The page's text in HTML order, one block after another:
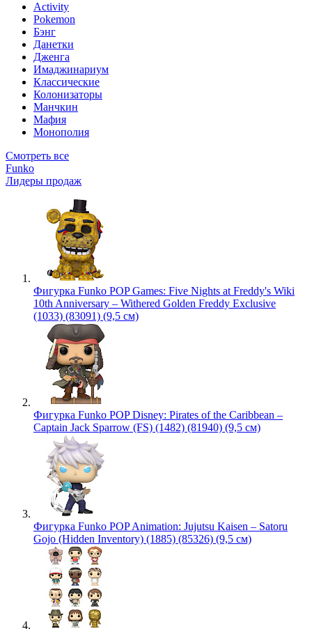
Activity
Pokemon
Бэнг
Данетки
Дженга
Имаджинариум
Классические
Колонизаторы
Манчкин
Мафия
Монополия
Смотреть все
Funko
Лидеры продаж
Фигурка Funko POP Games: Five Nights at Freddy's Wiki
10th Anniversary – Withered Golden Freddy Exclusive
(1033) (83091) (9,5 см)
Фигурка Funko POP Disney: Pirates of the Caribbean –
Captain Jack Sparrow (FS) (1482) (81940) (9,5 см)
Фигурка Funko POP Animation: Jujutsu Kaisen – Satoru
Gojo (Hidden Inventory) (1885) (85326) (9,5 см)